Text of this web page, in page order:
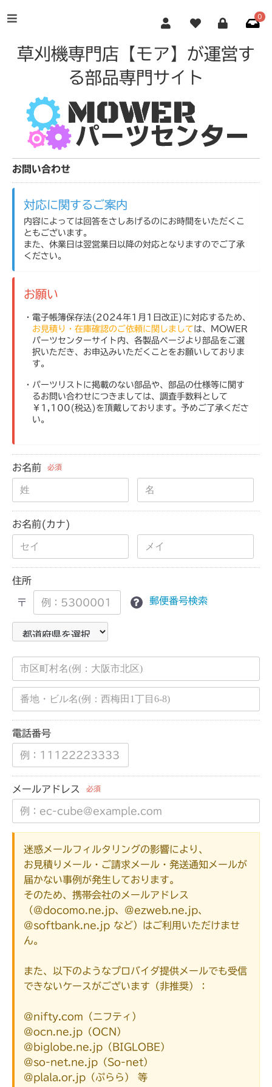
0
草刈機専門店【モア】が運営す
る部品専門サイト
お問い合わせ
対応に関するご案内
内容によっては回答をさしあげるのにお時間をいただくこ
ともございます。
また、休業日は翌営業日以降の対応となりますのでご了承
ください。
お願い
・電子帳簿保存法(2024年1月1日改正)に対応するため、
お見積り・在庫確認のご依頼に関しましては、MOWER
パーツセンターサイト内、各製品ページより部品をご選
択いただき、お申込みいただくことをお願いしておりま
す。
・パーツリストに掲載のない部品や、部品の仕様等に関す
るお問い合わせにつきましては、調査手数料として
￥1,100(税込)を頂戴しております。予めご了承くださ
い。
お名前 必須
お名前(カナ)
住所
〒 郵便番号検索
電話番号
メールアドレス 必須
迷惑メールフィルタリングの影響により、
お見積りメール・ご請求メール・発送通知メールが
届かない事例が発生しております。
そのため、携帯会社のメールアドレス
（@docomo.ne.jp、@ezweb.ne.jp、
@softbank.ne.jp など）はご利用いただけませ
ん。
また、以下のようなプロバイダ提供メールでも受信
できないケースがございます（非推奨）：
@nifty.com（ニフティ）
@ocn.ne.jp（OCN）
@biglobe.ne.jp（BIGLOBE）
@so-net.ne.jp（So-net）
@plala.or.jp（ぷらら） 等